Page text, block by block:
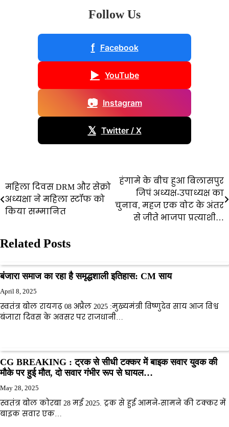
Follow Us
f Facebook
▶ YouTube
📷 Instagram
𝕏 Twitter / X
Post
navigation
महिला दिवस DRM और सेक्रो
अध्यक्षा ने महिला स्टॉफ को
किया सम्मानित
हंगामे के बीच हुआ बिलासपुर
जिपं अध्यक्ष-उपाध्यक्ष का
चुनाव, महज एक वोट के अंतर
से जीते भाजपा प्रत्याशी…
Related Posts
बंजारा समाज का रहा है समृद्धशाली इतिहास: CM साय
April 8, 2025
स्वतंत्र बोल रायगढ़ 08 अप्रैल 2025 :मुख्यमंत्री विष्णुदेव साय आज विश्व
बंजारा दिवस के अवसर पर राजधानी…
CG BREAKING : ट्रक से सीधी टक्कर में बाइक सवार युवक की
मौके पर हुई मौत, दो सवार गंभीर रूप से घायल…
May 28, 2025
स्वतंत्र बोल कोरबा 28 मई 2025. ट्रक से हुई आमने-सामने की टक्कर में
बाइक सवार एक…